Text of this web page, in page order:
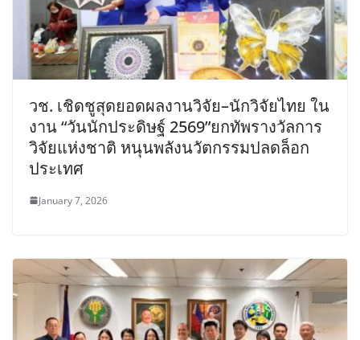
วช. เชิดชูสุดยอดผลงานวิจัย–นักวิจัยไทย ใน
งาน “วันนักประดิษฐ์ 2569”ยกทัพรางวัลการ
วิจัยแห่งชาติ หนุนพลังนวัตกรรมปลดล็อก
ประเทศ
January 7, 2026